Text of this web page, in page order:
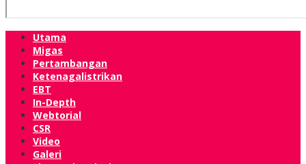
Utama
Migas
Pertambangan
Ketenagalistrikan
EBT
In-Depth
Webtorial
CSR
Video
Galeri